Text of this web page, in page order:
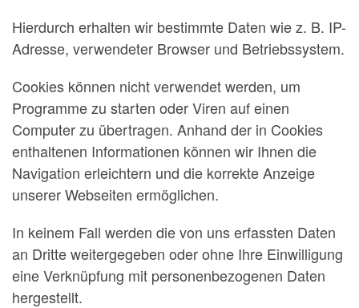
Hierdurch erhalten wir bestimmte Daten wie z. B. IP-
Adresse, verwendeter Browser und Betriebssystem.
Cookies können nicht verwendet werden, um
Programme zu starten oder Viren auf einen
Computer zu übertragen. Anhand der in Cookies
enthaltenen Informationen können wir Ihnen die
Navigation erleichtern und die korrekte Anzeige
unserer Webseiten ermöglichen.
In keinem Fall werden die von uns erfassten Daten
an Dritte weitergegeben oder ohne Ihre Einwilligung
eine Verknüpfung mit personenbezogenen Daten
hergestellt.